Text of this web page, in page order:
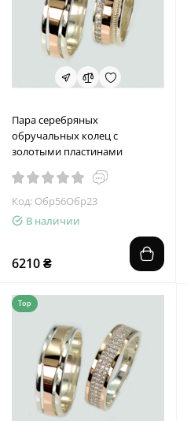
Пара серебряных
обручальных колец с
золотыми пластинами
Код: Обр56Обр23
В наличии
6210 ₴
Top